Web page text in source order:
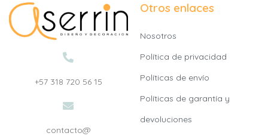
+57 318 720 56 15
contacto@
Otros enlaces
Nosotros
Política de privacidad
Políticas de envío
Políticas de garantía y
devoluciones